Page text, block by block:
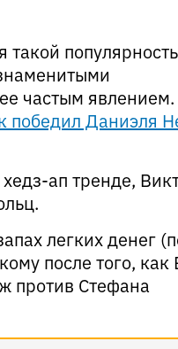
такой
частым
победил Даниэля
ап тренде,
легких денег
после того, как
против Стефана